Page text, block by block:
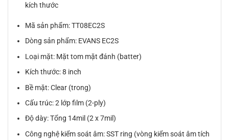
kích thước
Mã sản phẩm: TT08EC2S
Dòng sản phẩm: EVANS EC2S
Loại mặt: Mặt tom mặt đánh (batter)
Kích thước: 8 inch
Bề mặt: Clear (trong)
Cấu trúc: 2 lớp film (2-ply)
Độ dày: Tổng 14mil (2 x 7mil)
Công nghệ kiểm soát âm: SST ring (vòng kiểm soát âm tích